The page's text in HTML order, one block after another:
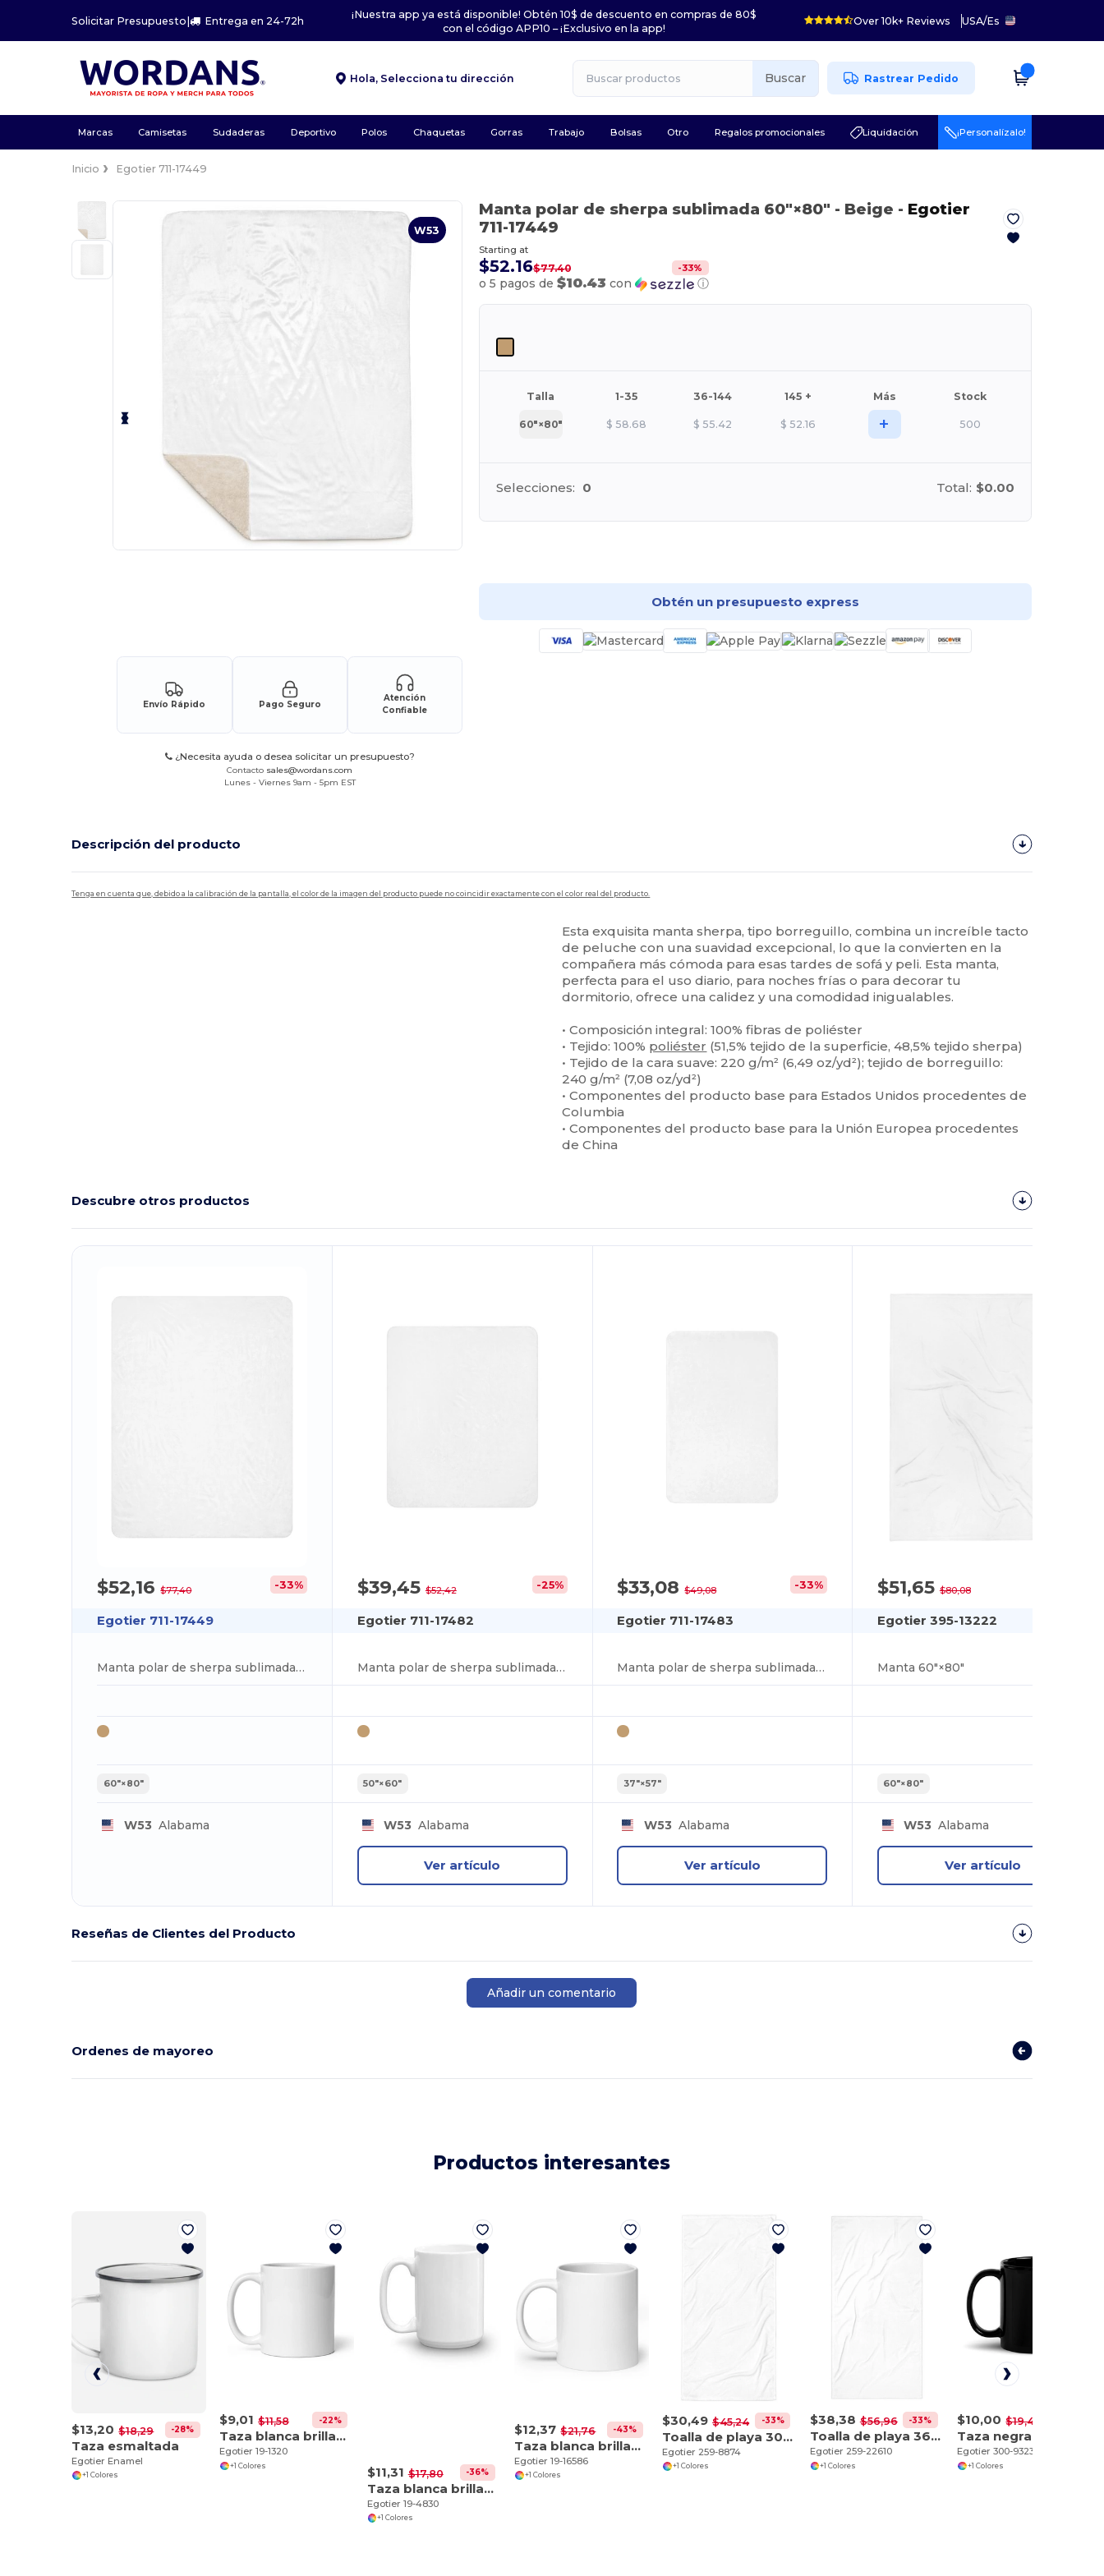
Solicitar Presupuesto| Entrega en 24-72h
¡Nuestra app ya está disponible! Obtén 10$ de descuento en compras de 80$
con el código APP10 – ¡Exclusivo en la app!
Over 10k+ Reviews USA/Es
Hola, Selecciona tu dirección Buscar Rastrear Pedido
Marcas Camisetas Sudaderas Deportivo Polos Chaquetas Gorras Trabajo Bolsas Otro Regalos promocionales Liquidación ¡Personalízalo!
Inicio Egotier 711-17449
W53
Envío Rápido Pago Seguro
Atención
Confiable
¿Necesita ayuda o desea solicitar un presupuesto?
Contacto sales@wordans.com
Lunes - Viernes 9am - 5pm EST
Manta polar de sherpa sublimada 60″×80″ - Beige - Egotier
711-17449
Starting at
$52.16$77.40 -33%
o 5 pagos de $10.43 con ⓘ
Talla 1-35 36-144 145 + Más Stock
60″×80″ $ 58.68 $ 55.42 $ 52.16 + 500
Selecciones: 0 Total: $0.00
Obtén un presupuesto express
Descripción del producto
Tenga en cuenta que, debido a la calibración de la pantalla, el color de la imagen del producto puede no coincidir exactamente con el color real del producto.
Esta exquisita manta sherpa, tipo borreguillo, combina un increíble tacto
de peluche con una suavidad excepcional, lo que la convierten en la
compañera más cómoda para esas tardes de sofá y peli. Esta manta,
perfecta para el uso diario, para noches frías o para decorar tu
dormitorio, ofrece una calidez y una comodidad inigualables.
• Composición integral: 100% fibras de poliéster
• Tejido: 100% poliéster (51,5% tejido de la superficie, 48,5% tejido sherpa)
• Tejido de la cara suave: 220 g/m² (6,49 oz/yd²); tejido de borreguillo:
240 g/m² (7,08 oz/yd²)
• Componentes del producto base para Estados Unidos procedentes de
Columbia
• Componentes del producto base para la Unión Europea procedentes
de China
Descubre otros productos
$52,16$77,40 -33%
Egotier 711-17449
Manta polar de sherpa sublimada 60″×80″
60″×80″
W53 Alabama
$39,45$52,42 -25%
Egotier 711-17482
Manta polar de sherpa sublimada 50″×60″
50″×60″
W53 Alabama
Ver artículo
$33,08$49,08 -33%
Egotier 711-17483
Manta polar de sherpa sublimada 37″×57″
37″×57″
W53 Alabama
Ver artículo
$51,65$80,08
Egotier 395-13222
Manta 60″×80″
60″×80″
W53 Alabama
Ver artículo
Reseñas de Clientes del Producto
Añadir un comentario
Ordenes de mayoreo
Productos interesantes
$13,20 $18,29 -28%
Taza esmaltada
Egotier Enamel
+1 Colores
$9,01 $11,58 -22%
Taza blanca brillante 11 oz
Egotier 19-1320
+1 Colores $11,31 $17,80 -36%
Taza blanca brillante 15 oz
Egotier 19-4830
+1 Colores
$12,37 $21,76 -43%
Taza blanca brillante 20 oz
Egotier 19-16586
+1 Colores
$30,49 $45,24 -33%
Toalla de playa 30″×60″
Egotier 259-8874
+1 Colores
$38,38 $56,96 -33%
Toalla de playa 36″×72″
Egotier 259-22610
+1 Colores
$10,00 $19,47
Egotier 300-9323
+1 Colores